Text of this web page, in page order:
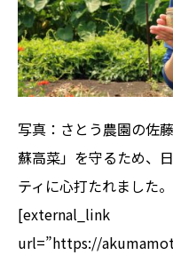
写真：さとう農園の佐
蘇高菜」を守るため、
ティに心打たれました。
[external_link
url=”https://